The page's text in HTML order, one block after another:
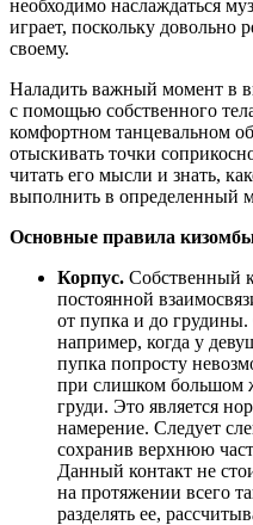
необходимо наслаждаться
играет, поскольку довольно
своему.
Наладить важный момент в
с помощью собственного
комфортном танцевальном
отыскивать точки
читать его мысли и знать,
выполнить в определенный
Основные правила
Корпус. Собственный
постоянной
от пупка и до
например, когда у
пупка попросту
при слишком большом
груди. Это является
намерение. Следует
сохранив верхнюю
Данный контакт не
на протяжении всего
разделять ее,